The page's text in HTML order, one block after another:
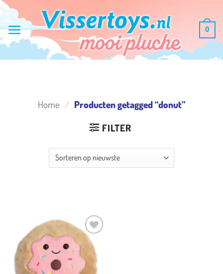
Ga
inhoud
0
Home / Producten getagged “donut”
FILTER
Toevoegen
verlanglijst